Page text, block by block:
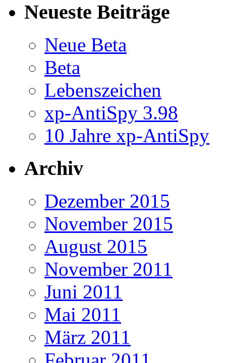
Neueste Beiträge
Neue Beta
Beta
Lebenszeichen
xp-AntiSpy 3.98
10 Jahre xp-AntiSpy
Archiv
Dezember 2015
November 2015
August 2015
November 2011
Juni 2011
Mai 2011
März 2011